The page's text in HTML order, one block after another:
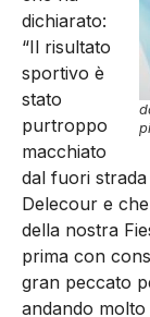
dichiarato:
“Il risultato
sportivo è
stato
purtroppo
macchiato
dal fuori
Delecour e
della nostra
prima con
gran peccato
andando